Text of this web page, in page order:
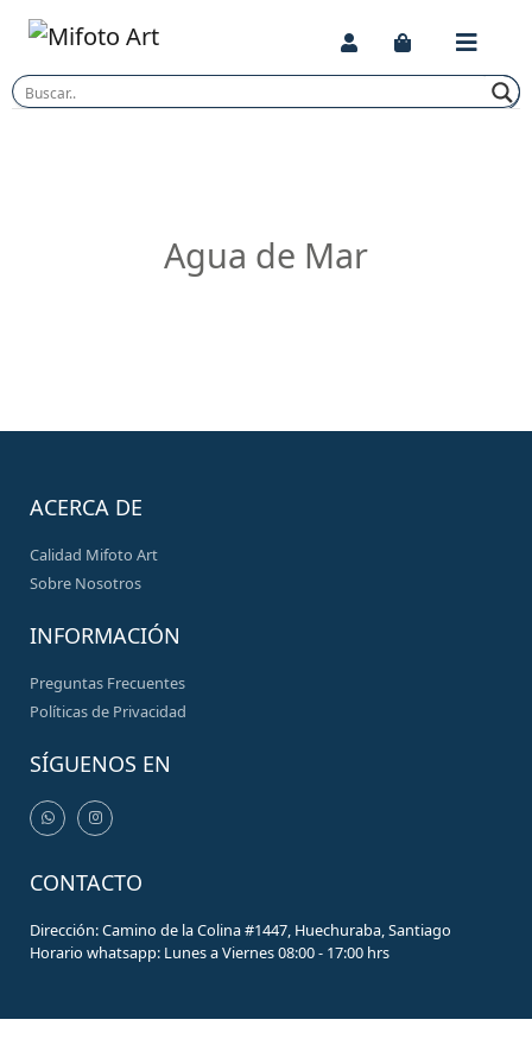
Skip
content
Agua de Mar
ACERCA DE
Calidad Mifoto Art
Sobre Nosotros
INFORMACIÓN
Preguntas Frecuentes
Políticas de Privacidad
SÍGUENOS EN
CONTACTO
Dirección: Camino de la Colina #1447, Huechuraba, Santiago
Horario whatsapp: Lunes a Viernes 08:00 - 17:00 hrs